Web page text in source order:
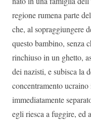
regione rumena parte
che, al sopraggiungere
questo bambino, senza
rinchiuso in un ghetto,
dei nazisti, e subisca la
concentramento
immediatamente
egli riesca a fuggire, ed